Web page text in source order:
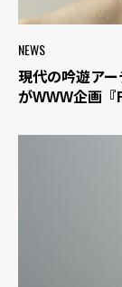
NEWS
現代の吟遊ア
がWWW企画